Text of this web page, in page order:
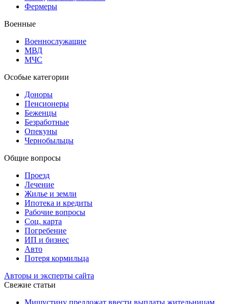
Фермеры
Военные
Военнослужащие
МВД
МЧС
Особые категории
Доноры
Пенсионеры
Беженцы
Безработные
Опекуны
Чернобыльцы
Общие вопросы
Проезд
Лечение
Жилье и земли
Ипотека и кредиты
Рабочие вопросы
Соц. карта
Погребение
ИП и бизнес
Авто
Потеря кормильца
Авторы и эксперты сайта
Свежие статьи
Мишустину предложат ввести выплаты жительницам